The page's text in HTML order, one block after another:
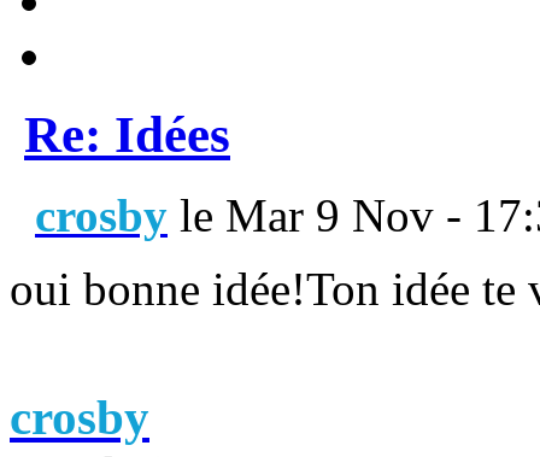
Re: Idées
crosby le Mar 9 Nov -
oui bonne idée!Ton idée te
crosby